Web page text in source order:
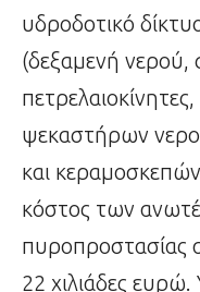
υδροδοτικό
(δεξαμενή νερού,
ψεκαστήρων
και
κόστος των
πυροπροστασίας
22 χιλιάδες